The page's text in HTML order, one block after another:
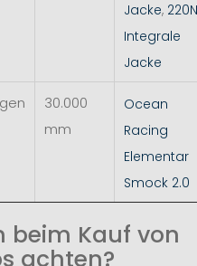
Jacke, 220N
Integrale
Jacke
30.000
mm
Ocean
Racing
Elementar
Smock 2.0
beim Kauf von
achten?